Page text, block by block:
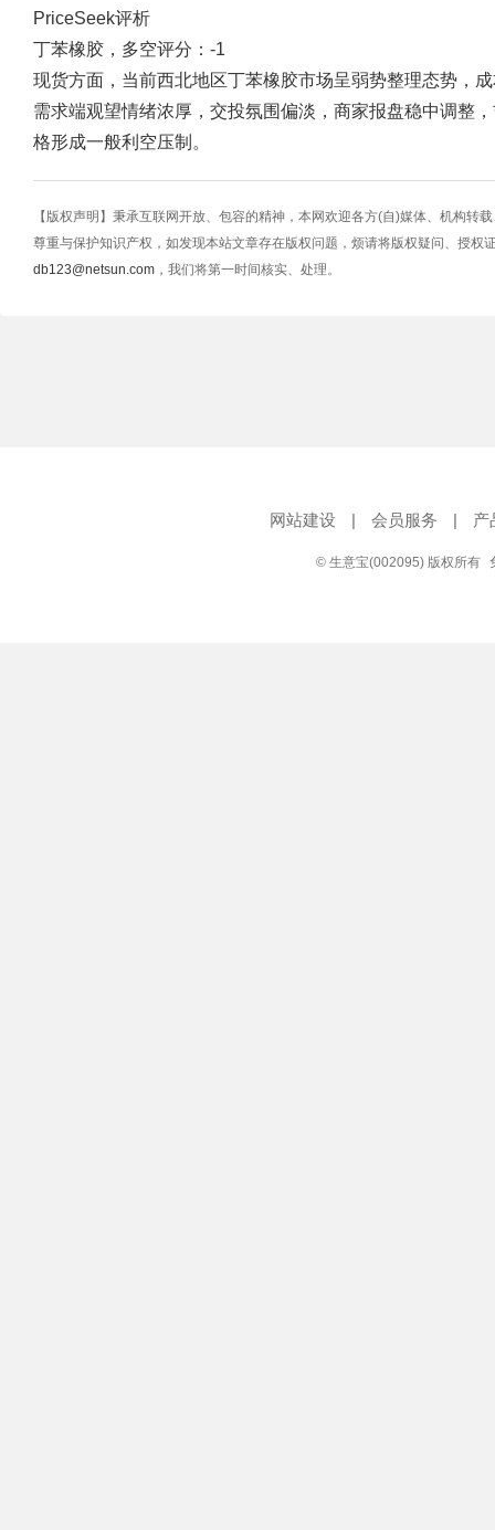
PriceSeek评析
丁苯橡胶，多空评分：-1
现货方面，当前西北地区丁苯橡胶市场呈弱势整理态势，
需求端观望情绪浓厚，交投氛围偏淡，商家报盘稳中调整
格形成一般利空压制。
【版权声明】秉承互联网开放、包容的精神，本网欢迎各方(自)媒体、机构转
尊重与保护知识产权，如发现本站文章存在版权问题，烦请将版权疑问、授权
db123@netsun.com ，我们将第一时间核实、处理。
网站建设 | 会员服务 | 产
© 生意宝(002095) 版权所有